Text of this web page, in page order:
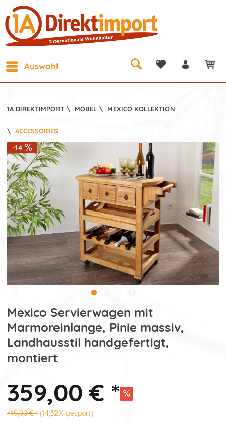
Auswahl
1A DIREKTIMPORT \ MÖBEL \ MEXICO KOLLEKTION
\ ACCESSOIRES
-14
Mexico Servierwagen mit
Marmoreinlange, Pinie massiv,
Landhausstil handgefertigt,
montiert
359,00 € *
419,00 € * (14,32% gespart)